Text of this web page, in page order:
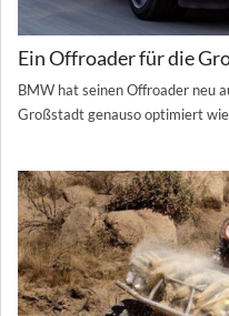
Ein Offroader für die
BMW hat seinen Offroader neu
Großstadt genauso optimiert